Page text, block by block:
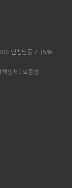
인천남동구-1536
임자 : 오동성